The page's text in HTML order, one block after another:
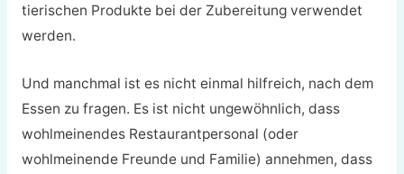
tierischen Produkte bei der Zubereitung verwendet
werden.
Und manchmal ist es nicht einmal hilfreich, nach dem
Essen zu fragen. Es ist nicht ungewöhnlich, dass
wohlmeinendes Restaurantpersonal (oder
wohlmeinende Freunde und Familie) annehmen, dass